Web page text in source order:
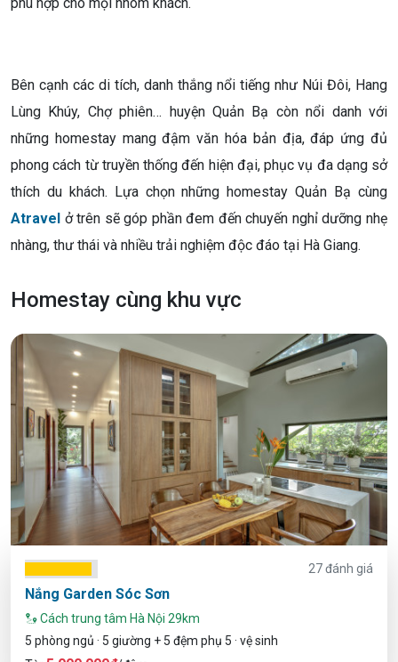
Bên cạnh các di tích, danh thắng nổi tiếng như Núi Đôi, Hang
Lùng Khúy, Chợ phiên… huyện Quản Bạ còn nổi danh với
những homestay mang đậm văn hóa bản địa, đáp ứng đủ
phong cách từ truyền thống đến hiện đại, phục vụ đa dạng sở
thích du khách. Lựa chọn những homestay Quản Bạ cùng
Atravel ở trên sẽ góp phần đem đến chuyến nghỉ dưỡng nhẹ
nhàng, thư thái và nhiều trải nghiệm độc đáo tại Hà Giang.
Homestay cùng khu vực
27 đánh giá
Nắng Garden Sóc Sơn
Cách trung tâm Hà Nội 29km
5 phòng ngủ · 5 giường + 5 đệm phụ 5 · vệ sinh